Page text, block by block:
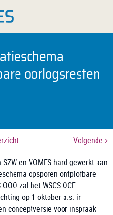
oorlogsresten
Volgende
en VOMES hard gewerkt aan
opsporen ontplofbare
zal het WSCS-OCE
op 1 oktober a.s. in
conceptversie voor inspraak